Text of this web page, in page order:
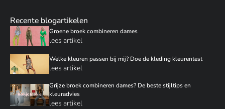
Recente blogartikelen
Groene broek combineren dames
lees artikel
Welke kleuren passen bij mij? Doe de kleding kleurentest
lees artikel
Grijze broek combineren dames? De beste stijltips en
kleuradvies
lees artikel